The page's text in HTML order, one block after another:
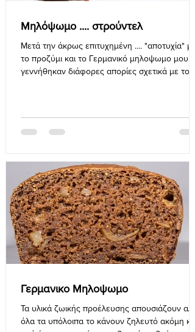
Μηλόψωμο .... στρούντελ
Μετά την άκρως επιτυχημένη .... "αποτυχία" με
το προζύμι και το Γερμανικό μηλοψωμο μου
γεννήθηκαν διάφορες απορίες σχετικά με το
Γερμανικο Μηλοψωμο
Τα υλικά ζωικής προέλευσης απουσιάζουν
όλα τα υπόλοιπα το κάνουν ζηλευτό ακόμη και